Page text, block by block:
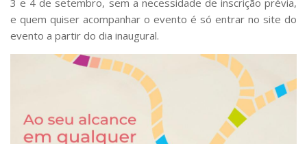
3 e 4 de setembro, sem a necessidade de inscrição prévia,
e quem quiser acompanhar o evento é só entrar no site do
evento a partir do dia inaugural.